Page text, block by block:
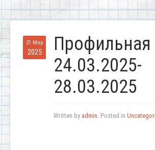
21 Мар
2025
24.03.2025-
28.03.2025
Written by admin. Posted in